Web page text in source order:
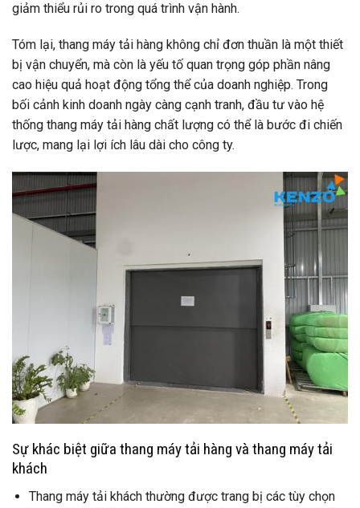
giảm thiểu rủi ro trong quá trình vận hành.
Tóm lại, thang máy tải hàng không chỉ đơn thuần là một thiết
bị vận chuyển, mà còn là yếu tố quan trọng góp phần nâng
cao hiệu quả hoạt động tổng thể của doanh nghiệp. Trong
bối cảnh kinh doanh ngày càng cạnh tranh, đầu tư vào hệ
thống thang máy tải hàng chất lượng có thể là bước đi chiến
lược, mang lại lợi ích lâu dài cho công ty.
Sự khác biệt giữa thang máy tải hàng và thang máy tải
khách
Thang máy tải khách thường được trang bị các tùy chọn